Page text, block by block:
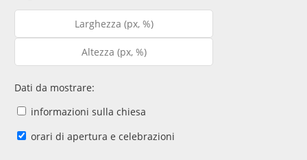
Dati da mostrare:
informazioni sulla chiesa
orari di apertura e celebrazioni